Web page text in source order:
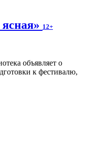
12+
объявляет о
к фестивалю,